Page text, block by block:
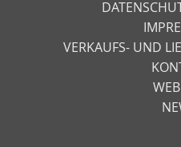
VERKAUFS- UND